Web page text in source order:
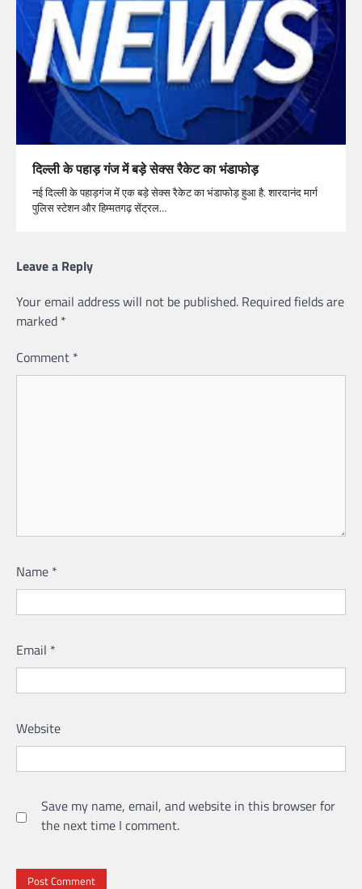
दिल्ली के पहाड़ गंज में बड़े सेक्स रैकेट का भंडाफोड़
नई दिल्ली के पहाड़गंज में एक बड़े सेक्स रैकेट का भंडाफोड़ हुआ है. शारदानंद मार्ग
पुलिस स्टेशन और हिम्मतगढ़ सेंट्रल…
Leave a Reply
Your email address will not be published. Required fields are
marked *
Comment *
Name *
Email *
Website
Save my name, email, and website in this browser for
the next time I comment.